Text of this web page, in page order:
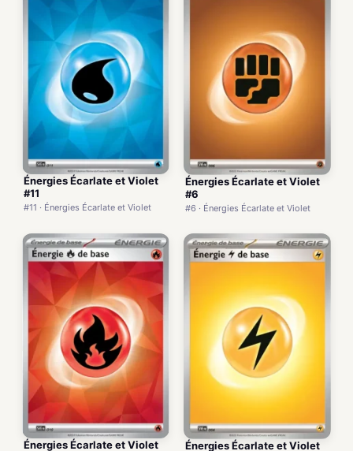
Énergies Écarlate et Violet
#11
#11 · Énergies Écarlate et Violet
Énergies Écarlate et Violet
#6
#6 · Énergies Écarlate et Violet
Énergies Écarlate et Violet
Énergies Écarlate et Violet